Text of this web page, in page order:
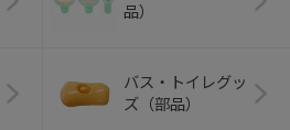
品）
バス・トイレグッ
ズ（部品）